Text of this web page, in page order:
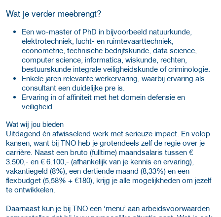
Wat je verder meebrengt?
Een wo-master of PhD in bijvoorbeeld natuurkunde,
elektrotechniek, lucht- en ruimtevaarttechniek,
econometrie, technische bedrijfskunde, data science,
computer science, informatica, wiskunde, rechten,
bestuurskunde integrale veiligheidskunde of criminologie.
Enkele jaren relevante werkervaring, waarbij ervaring als
consultant een duidelijke pre is.
Ervaring in of affiniteit met het domein defensie en
veiligheid.
Wat wij jou bieden
Uitdagend én afwisselend werk met serieuze impact. En volop
kansen, want bij TNO heb je grotendeels zelf de regie over je
carrière. Naast een bruto (fulltime) maandsalaris tussen €
3.500,- en € 6.100,- (afhankelijk van je kennis en ervaring),
vakantiegeld (8%), een dertiende maand (8,33%) en een
flexbudget (5,58% + €180), krijg je alle mogelijkheden om jezelf
te ontwikkelen.
Daarnaast kun je bij TNO een ‘menu’ aan arbeidsvoorwaarden